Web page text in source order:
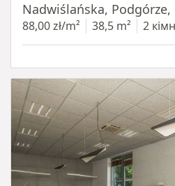
Nadwiślańska, Podgórze,
88,00 zł/m² 38,5 m² 2